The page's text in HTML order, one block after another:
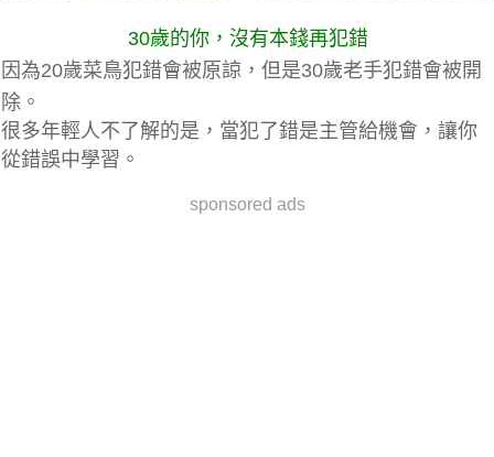
30歲的你，沒有本錢再犯錯
因為20歲菜鳥犯錯會被原諒，但是30歲老手犯錯會被開
除。
很多年輕人不了解的是，當犯了錯是主管給機會，讓你
從錯誤中學習。
sponsored ads